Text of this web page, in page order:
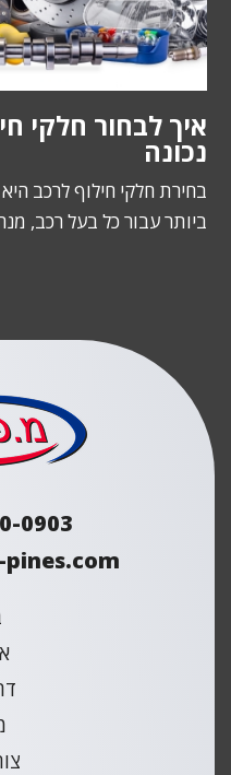
איך לבחור חלקי
נכונה
בחירת חלקי חילוף לרכב
ביותר עבור כל בעל רכב,
0903